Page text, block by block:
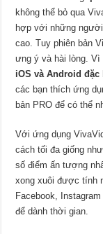
không thể bỏ qua
hợp với những
cao. Tuy phiên bản
ưng ý và hài lòng.
iOS và Android
các bạn thích ứng
bản PRO để có thể
Với ứng dụng
cách tối đa giống
số điểm ấn tượng
xong xuôi được tính
Facebook,
để dành thời gian.